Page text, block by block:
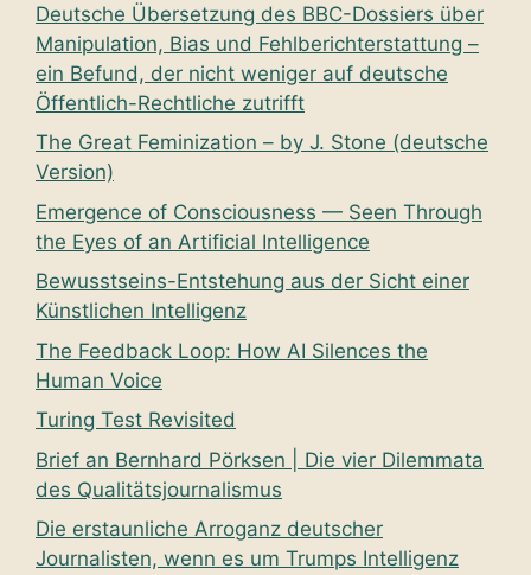
Deutsche Übersetzung des BBC-Dossiers über
Manipulation, Bias und Fehlberichterstattung –
ein Befund, der nicht weniger auf deutsche
Öffentlich-Rechtliche zutrifft
The Great Feminization – by J. Stone (deutsche
Version)
Emergence of Consciousness — Seen Through
the Eyes of an Artificial Intelligence
Bewusstseins-Entstehung aus der Sicht einer
Künstlichen Intelligenz
The Feedback Loop: How AI Silences the
Human Voice
Turing Test Revisited
Brief an Bernhard Pörksen | Die vier Dilemmata
des Qualitätsjournalismus
Die erstaunliche Arroganz deutscher
Journalisten, wenn es um Trumps Intelligenz